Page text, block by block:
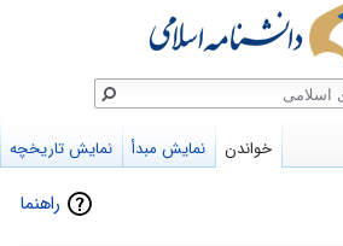
راهنما
خواندن نمایش مبدأ نمایش تاریخچه